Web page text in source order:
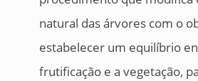
natural das árvores com o
estabelecer um equilíbrio
frutificação e a vegetação,